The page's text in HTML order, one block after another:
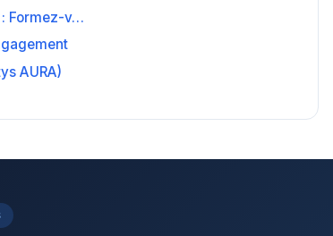
: Formez-v…
AURA)